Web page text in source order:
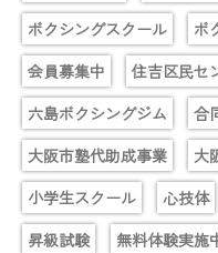
ボクシングスクール
ボ
会員募集中
住吉区民セ
六島ボクシングジム
合
大阪市塾代助成事業
大
小学生スクール
心技体
昇級試験
無料体験実施